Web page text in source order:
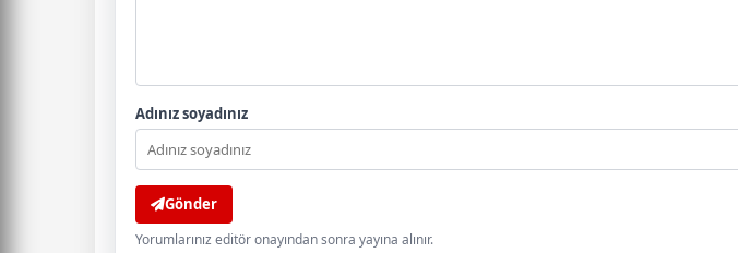
Adınız soyadınız
Gönder
Yorumlarınız editör onayından sonra yayına alınır.